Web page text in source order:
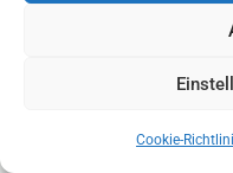
Cookie-
Persönlich betreut –